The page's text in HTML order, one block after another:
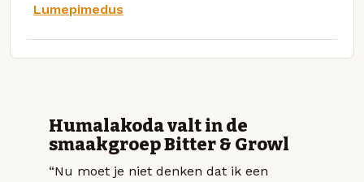
Lumepimedus
Humalakoda valt in de
smaakgroep Bitter & Growl
“Nu moet je niet denken dat ik een